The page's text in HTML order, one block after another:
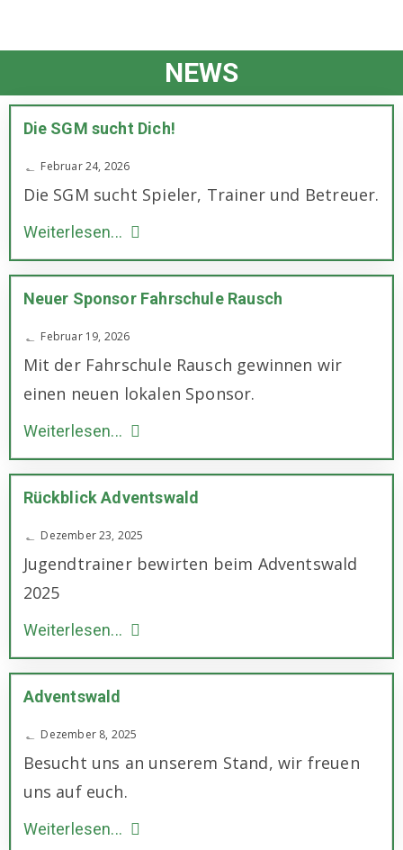
NEWS
Die SGM sucht Dich!
Februar 24, 2026
Die SGM sucht Spieler, Trainer und Betreuer.
Weiterlesen...
Neuer Sponsor Fahrschule Rausch
Februar 19, 2026
Mit der Fahrschule Rausch gewinnen wir
einen neuen lokalen Sponsor.
Weiterlesen...
Rückblick Adventswald
Dezember 23, 2025
Jugendtrainer bewirten beim Adventswald
2025
Weiterlesen...
Adventswald
Dezember 8, 2025
Besucht uns an unserem Stand, wir freuen
uns auf euch.
Weiterlesen...